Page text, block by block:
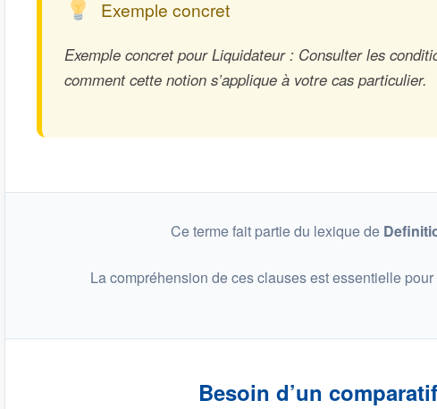
Exemple concret
Exemple concret pour Liquidateur : Consulter les
comment cette notion s’applique à votre cas particulier.
Ce terme fait partie du lexique de
La compréhension de ces clauses est essentielle
Besoin d’un